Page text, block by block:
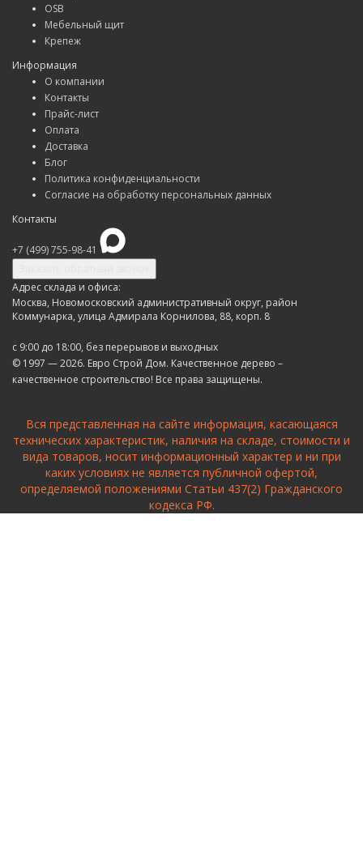
OSB
Мебельный щит
Крепеж
Информация
О компании
Контакты
Прайс-лист
Оплата
Доставка
Блог
Политика конфиденциальности
Согласие на обработку персональных данных
Контакты
+7 (499) 755-98-41
Адрес склада и офиса:
Москва, Новомосковский административный округ, район
Коммунарка, улица Адмирала Корнилова, 88, корп. 8
с 9:00 до 18:00, без перерывов и выходных
© 1997 — 2026. Евро Строй Дом. Качественное дерево –
качественное строительство! Все права защищены.
Вся представленная на сайте информация, касающаяся
технических характеристик, наличия на складе, стоимости и
вида товаров, носит информационный характер и ни при
каких условиях не является публичной офертой,
определяемой положениями Статьи 437(2) Гражданского
кодекса РФ.